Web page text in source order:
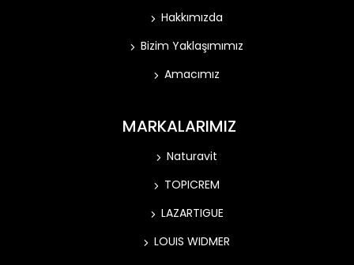
Hakkımızda
Bizim Yaklaşımımız
Amacımız
MARKALARIMIZ
Naturavit
TOPICREM
LAZARTIGUE
LOUIS WIDMER